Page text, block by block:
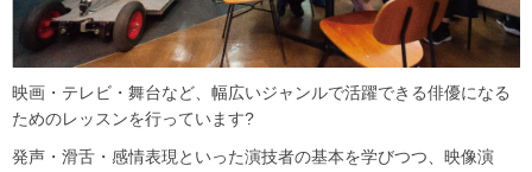
映画・テレビ・舞台など、幅広いジャンルで活躍できる俳優になる
ためのレッスンを行っています?
発声・滑舌・感情表現といった演技者の基本を学びつつ、映像演